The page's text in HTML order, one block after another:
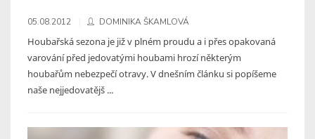
05.08.2012 DOMINIKA ŠKAMLOVÁ
Houbařská sezona je již v plném proudu a i přes opakovaná
varování před jedovatými houbami hrozí některým
houbařům nebezpečí otravy. V dnešním článku si popíšeme
naše nejjedovatějš ...